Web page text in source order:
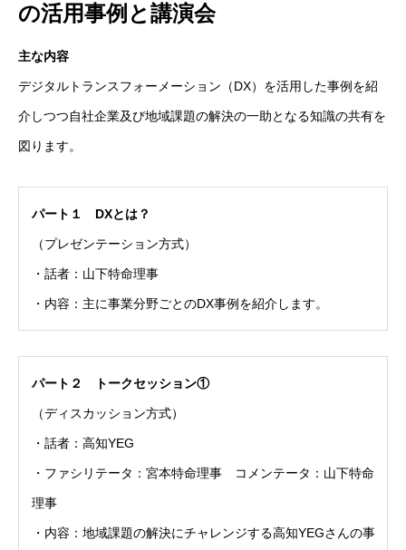
の活用事例と講演会
主な内容
デジタルトランスフォーメーション（DX）を活用した事例を紹
介しつつ自社企業及び地域課題の解決の一助となる知識の共有を
図ります。
パート１ DXとは？
（プレゼンテーション方式）
・話者：山下特命理事
・内容：主に事業分野ごとのDX事例を紹介します。
パート２ トークセッション①
（ディスカッション方式）
・話者：高知YEG
・ファシリテータ：宮本特命理事 コメンテータ：山下特命
理事
・内容：地域課題の解決にチャレンジする高知YEGさんの事